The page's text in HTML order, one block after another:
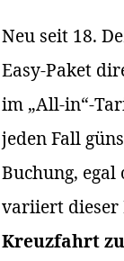
Neu seit 18.
Easy-Paket
im „All-in“-
jeden Fall
Buchung,
variiert
Kreuzfahrt